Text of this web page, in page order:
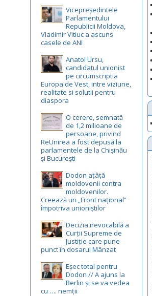
Vicepreședintele
Parlamentului
Republicii Moldova,
Vladimir Vitiuc a ascuns
casele de ANI
Anatol Ursu,
candidatul unionist
pe circumscriptia
Europa de Vest, intre viziune,
realitate si solutii pentru
diaspora
O cerere, semnată
de 1,2 milioane de
persoane, privind
ReUnirea a fost depusă la
parlamentele de la Chișinău
și București
Dodon ațâță
moldovenii contra
moldovenilor.
Creează un „Front național”
împotriva unioniștilor
Decizia irevocabilă a
Curții Supreme de
Justiție care pune
punct în dosarul Mânzat
Eșec total pentru
Dodon // A ajuns la
Berlin și se va vedea
cu …. nemții